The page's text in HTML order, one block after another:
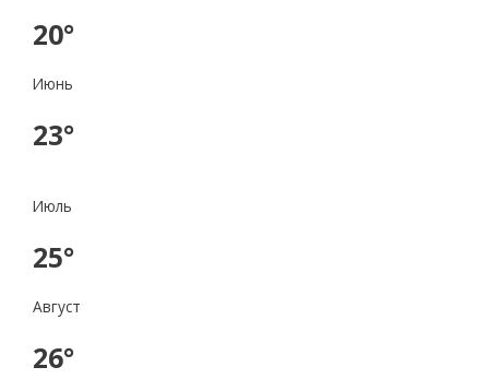
20°
Июнь
23°
Июль
25°
Август
26°